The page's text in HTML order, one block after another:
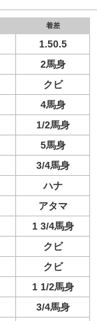
着差
1.50.5
2馬身
クビ
4馬身
1/2馬身
5馬身
3/4馬身
ハナ
アタマ
1 3/4馬身
クビ
クビ
1 1/2馬身
3/4馬身